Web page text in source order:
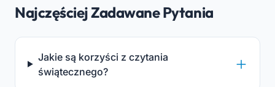
Najczęściej Zadawane Pytania
Jakie są korzyści z czytania
świątecznego?